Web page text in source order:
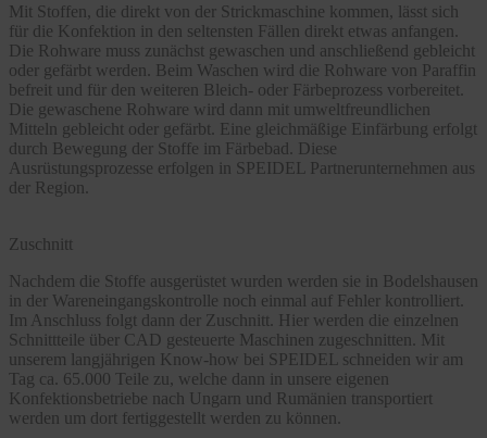
Mit Stoffen, die direkt von der Strickmaschine kommen, lässt sich
für die Konfektion in den seltensten Fällen direkt etwas anfangen.
Die Rohware muss zunächst gewaschen und anschließend gebleicht
oder gefärbt werden. Beim Waschen wird die Rohware von Paraffin
befreit und für den weiteren Bleich- oder Färbeprozess vorbereitet.
Die gewaschene Rohware wird dann mit umweltfreundlichen
Mitteln gebleicht oder gefärbt. Eine gleichmäßige Einfärbung erfolgt
durch Bewegung der Stoffe im Färbebad. Diese
Ausrüstungsprozesse erfolgen in SPEIDEL Partnerunternehmen aus
der Region.
Zuschnitt
Nachdem die Stoffe ausgerüstet wurden werden sie in Bodelshausen
in der Wareneingangskontrolle noch einmal auf Fehler kontrolliert.
Im Anschluss folgt dann der Zuschnitt. Hier werden die einzelnen
Schnittteile über CAD gesteuerte Maschinen zugeschnitten. Mit
unserem langjährigen Know-how bei SPEIDEL schneiden wir am
Tag ca. 65.000 Teile zu, welche dann in unsere eigenen
Konfektionsbetriebe nach Ungarn und Rumänien transportiert
werden um dort fertiggestellt werden zu können.